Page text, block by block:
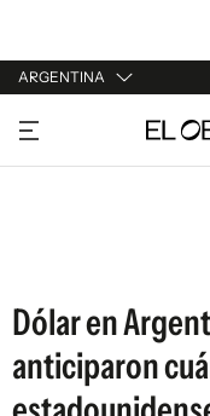
ARGENTINA
URUGUAY
ARGENTINA
Dólar en
anticiparon